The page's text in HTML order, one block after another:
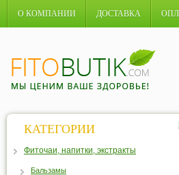
О КОМПАНИИ ДОСТАВКА
КАТЕГОРИИ
Фиточаи, напитки, экстракты
Бальзамы